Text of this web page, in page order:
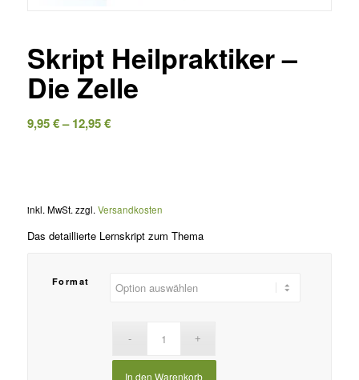
Skript Heilpraktiker –
Die Zelle
9,95€–12,95€
inkl. MwSt. zzgl.Versandkosten
Das detaillierte Lernskript zum Thema
Format
In den Warenkorb